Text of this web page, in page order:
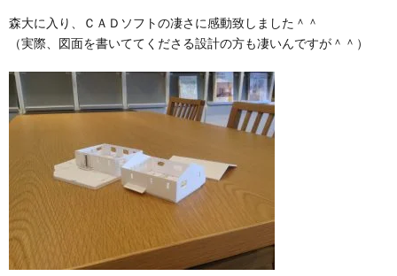
森大に入り、ＣＡＤソフトの凄さに感動致しました＾＾
（実際、図面を書いててくださる設計の方も凄いんですが＾＾）